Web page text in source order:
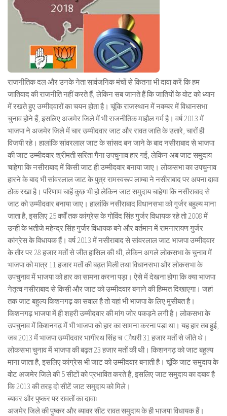
राजनीतिक दल और उनके नेता सार्वजनिक मंचों से कितना भी दावा करें कि हम
जातिवाद की राजनीति नहीं करते हैं, लेकिन सब जानते हैं कि जातियों के वोट को ध्यान
में रखते हुए उम्मीदवारों का चयन होता है। चूंकि राजस्थान में नवम्बर में विधानसभा
चुनाव होने हैं, इसलिए अजमेर जिले में भी राजनीतिक माहौल गर्म है। वर्ष 2013 में
भाजपा ने अजमेर जिले में चार उम्मीदवार जाट और रावत जाति के उतारे, चारों ही
विजयी रहे। हालांकि सांवरलाल जाट के सांसद बन जाने के बाद नसीराबाद से भाजपा
की जाट उम्मीदवार श्रीमती सरिता गैना उपचुनाव हार गई, लेकिन अब जाट समुदाय
चाहेगा कि नसीराबाद में किसी जाट ही उम्मीदवार बनाया जाए। लोकसभा का उपचुनाव
हारने के बाद भी सांवरलाल जाट के पुत्र रामस्वरूप लाम्बा ने नसीराबाद पर अपना दावा
ठोक रखा है। परिणाम चाहें कुछ भी हो लेकिन जाट समुदाय चाहेगा कि नसीराबाद से
जाट को उम्मीदवार बनाया जाए। हालांकि नसीराबाद विधानसभा को गुर्जर बहुल्य माना
जाता है, इसलिए 25 वर्षों तक कांग्रेस के गोविंद सिंह गुर्जर विधायक रहे तो 2008 में
उन्हीं के भतीजे महेन्द्र सिंह गुर्जर विधायक बने और वर्तमान में रामनारायण गुर्जर
कांग्रेस के विधायक हैं। वर्ष 2013 में नसीराबाद से सांवरलाल जाट भाजपा उम्मीदवार
के तौर पर 28 हजार मतों से जीत हासिल की थी, लेकिन अगले लोकसभा के चुनाव में
भाजपा को मात्र 11 हजार मतों की बढ़त मिली तथा विधानसभा और लोकसभा के
उपचुनाव में भाजपा को हार का सामना करना पड़ा। ऐसे में देखना होगा कि क्या भाजपा
नेतृत्व नसीराबाद से किसी और जाट को उम्मीदवार बनाने की हिम्मत दिखाएगा। जहां
तक जाट बहुल्य किशनगढ़ का सवाल है तो यहां भी भाजपा के लिए मुसीबत है।
किशनगढ़ भाजपा में ही शहरी उम्मीदवार की मांग जोर पकड़ने लगी है। लोकसभा के
उपचुनाव में किशनगढ़ में भी भाजपा को हार का सामना करना पड़ा था। यह हार तब हुई,
जब 2013 में भाजपा उम्मीदवार भागीरथ सिंह च ौधरी 31 हजार मतों से जीते थे।
लोकसभा चुनाव में भाजपा की बढ़त 23 हजार मतों की थी। किशनगढ़ को जाट बहुल्य
माना जाता है, इसलिए कांग्रेस भी जाट को उम्मीदवार बनाती है। चूंकि जाट समुदाय के
वोट अजमेर जिले की 5 सीटों को प्रभावित करते हैं, इसलिए जाट समुदाय का दबाव है
कि 2013 की तरह दो सीटें जाट समुदाय को मिले।
ब्यावर और पुष्कर पर रावतों का दावाः
अजमेर जिले की पुष्कर और ब्यावर सीट रावत समुदाय के ही भाजपा विधायक हैं।